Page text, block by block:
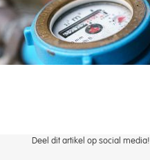
Deel dit artikel op social media!